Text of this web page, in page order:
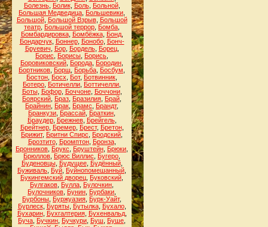
Болезнь, Болик, Боль, Больной,
Большая Медведица Большевики
Большой, Большой Взрыв, Большой
театр Большой террор Бомба
Бомбардировка, Бомбёжка, Бонд,
Бондарчук, Боннер, Бонобо, Бонч-
Бруевич
Бор, Бордель, Борец,
Борис
Борисы Борись
Боровиковский Борода Бородин
Бортников Борщ Борьба Босбум
Бостон Босх Бот, Ботвинник
Ботеро Ботичелли Боттичелли
Боты, Бофор, Боччоне, Боччони,
Боярский Браз Бразилия Брай
Брайнин Брак Брамс Брандт,
Бранкузи Брассай Браткин
Браудер, Брежнев, Брейгель,
Брейтнер, Бремер, Брест, Бретон,
Брижит, Бритни Спирс Бродский
Брозтито, Бромптон, Бронза,
Бронников Брукс Бруштейн Брюки
Брюллов Брюс Виллис Бугеро
Буденовцы, Будущее, Будённый,
Буживаль Буй Буйнопомешанный
Букингемский дворец Буковский
Булгаков Булла Булочкин
Булочников Бунин Бурбаки
Бурбоны Буржуазия Бурк-Уайт,
Бурлеск, Буряты, Бутылка, Бухало,
Бухарин, Бухгалтерия, Бухенвальд,
Буча Бучкин Бучкури Буш Буше